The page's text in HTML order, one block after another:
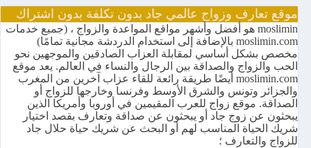
موقع تعارف وزواج عالمي جاد بدون تكلفة بدون اشتراك
moslimin هو أفضل وأشهر مواقع المواعدة والزواج ، (جميع خدمات
moslimin.com بالإضافة إلى استخدام الدردشة مجانية تمامًا)
مخصص بشكل أساسي لمقابلة العزاب الصادقين والموجهين نحو
الحب والزواج والصداقة بين الرجال والنساء في العالم. يعد موقع
moslimin.com أيضًا طريقة رائعة للقاء عزاب آخرين من المغرب
والجزائر وتونس والشرق الأوسط وفرنسا وخارجها للزواج أو
الصداقة. موقع زواج للعرب المقيمين في أوروبا وأمريكا الذين
يبحثون عن زوج جاد أو يبحثون عن صداقة وتعارف بقصد اختيار
شريك الحياة المناسب لهم أو البحث عن شريك حياة حلال جاد
للزواج والتعارف ؛